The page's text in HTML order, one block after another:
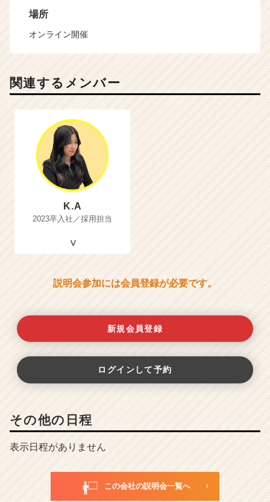
場所
オンライン開催
関連するメンバー
K.A
2023卒入社／採用担当
説明会参加には会員登録が必要です。
新規会員登録
ログインして予約
その他の日程
表示日程がありません
この会社の説明会一覧へ